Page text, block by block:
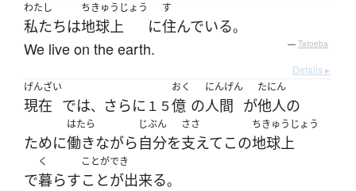
わたし
私たちは
ちきゅうじょう
地球上 に
す
住んでいる。
We live on the earth. — Tatoeba
Details ▸
げんざい
現在 では、 さらに １５
おく
億 の
にんげん
人間 が
たにん
他人の
ために
はたら
働きながら
じぶん
自分を
ささ
支えて この
ちきゅうじょう
地球上
で
く
暮らす
ことができ
ことが出来る。